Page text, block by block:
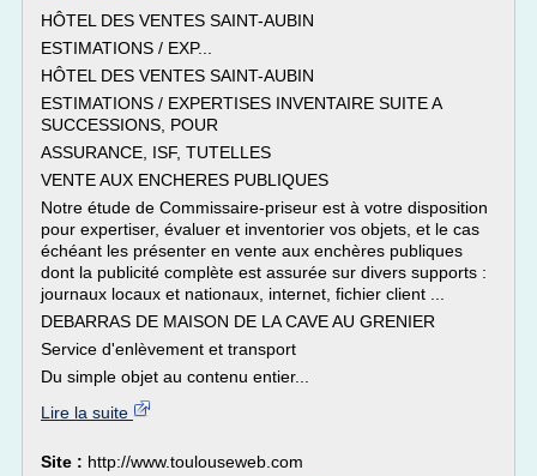
HÔTEL DES VENTES SAINT-AUBIN
ESTIMATIONS / EXP...
HÔTEL DES VENTES SAINT-AUBIN
ESTIMATIONS / EXPERTISES INVENTAIRE SUITE A
SUCCESSIONS, POUR
ASSURANCE, ISF, TUTELLES
VENTE AUX ENCHERES PUBLIQUES
Notre étude de Commissaire-priseur est à votre disposition
pour expertiser, évaluer et inventorier vos objets, et le cas
échéant les présenter en vente aux enchères publiques
dont la publicité complète est assurée sur divers supports :
journaux locaux et nationaux, internet, fichier client ...
DEBARRAS DE MAISON DE LA CAVE AU GRENIER
Service d'enlèvement et transport
Du simple objet au contenu entier...
Lire la suite
Site : http://www.toulouseweb.com